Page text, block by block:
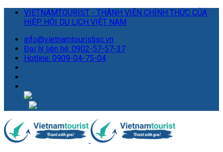
VIETNAMTOURIST - THÀNH VIÊN CHÍNH THỨC CỦA
HIỆP HỘI DU LỊCH VIỆT NAM
info@vietnamtouristjsc.vn
Đại lý liên hệ: 0902-57-57-37
Hotline: 0909-04-75-04